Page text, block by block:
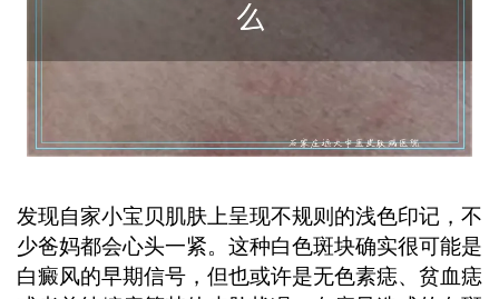
最佳治疗时机。 ...
发现自家小宝贝肌肤上呈现不规则的浅色印记，不
少爸妈都会心头一紧。这种白色斑块确实很可能是
白癜风的早期信号，但也或许是无色素痣、贫血痣